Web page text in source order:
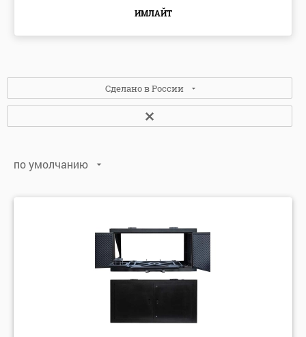
ИМЛАЙТ
Сделано в России
по умолчанию
по алфавиту: Я-А
по цене: убыванию
по цене: возрастанию